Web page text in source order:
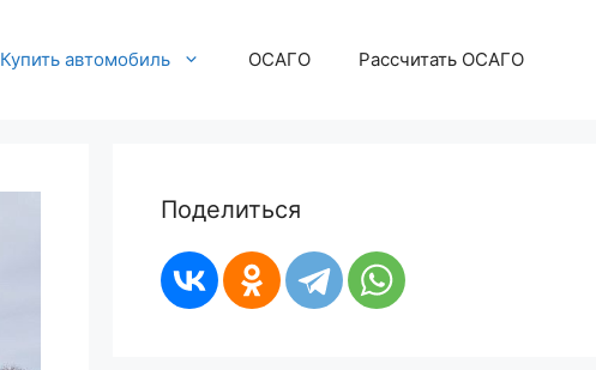
Купить автомобиль ОСАГО Рассчитать ОСАГО
Поделиться